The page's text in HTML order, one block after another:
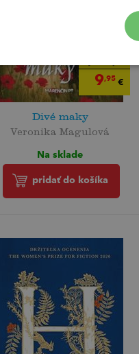
9,95€
Divé maky
Veronika Magulová
Na sklade
pridať do košíka